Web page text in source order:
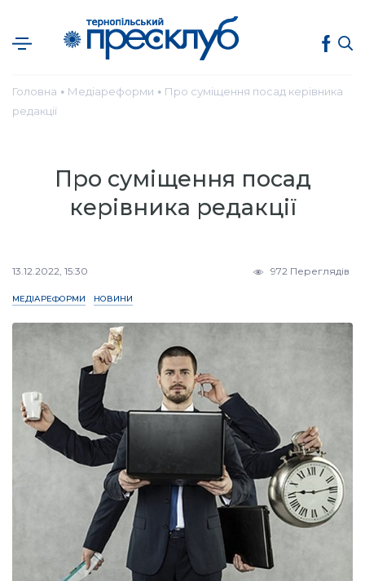
Головна ● Медіареформи ● Про суміщення посад керівника
редакції
Про суміщення посад
керівника редакції
13.12.2022, 15:30 972 Переглядів
МЕДІАРЕФОРМИ НОВИНИ